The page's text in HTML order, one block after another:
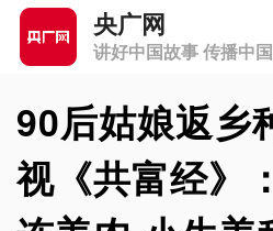
央广网
讲好中国故事 传播中
90后姑娘返乡
视《共富经》